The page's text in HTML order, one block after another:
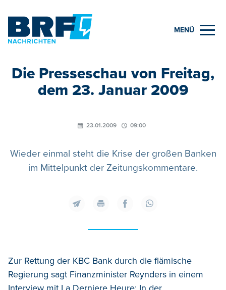
MENÜ
Die Presseschau von Freitag,
dem 23. Januar 2009
23.01.2009 09:00
Wieder einmal steht die Krise der großen Banken
im Mittelpunkt der Zeitungskommentare.
Zur Rettung der KBC Bank durch die flämische
Regierung sagt Finanzminister Reynders in einem